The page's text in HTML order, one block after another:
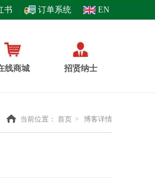
书 订单系统 EN
线商城 招贤纳士
当前位置： 首页 > 博客详情